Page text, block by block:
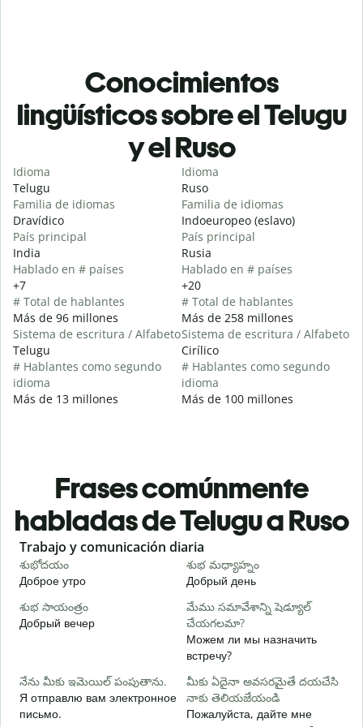
Conocimientos
lingüísticos sobre el Telugu
y el Ruso
Idioma
Telugu
Familia de idiomas
Dravídico
País principal
India
Hablado en # países
+7
# Total de hablantes
Más de 96 millones
Sistema de escritura / Alfabeto
Telugu
# Hablantes como segundo
idioma
Más de 13 millones
Idioma
Ruso
Familia de idiomas
Indoeuropeo (eslavo)
País principal
Rusia
Hablado en # países
+20
# Total de hablantes
Más de 258 millones
Sistema de escritura / Alfabeto
Cirílico
# Hablantes como segundo
idioma
Más de 100 millones
Frases comúnmente
habladas de Telugu a Ruso
Slide 1 of 6
Trabajo y comunicación diaria
శుభోదయం
Доброе утро
శుభ మధ్యాహ్నం
Добрый день
శుభ సాయంత్రం
Добрый вечер
మేము సమావేశాన్ని షెడ్యూల్
చేయగలమా?
Можем ли мы назначить
встречу?
నేను మీకు ఇమెయిల్ పంపుతాను.
Я отправлю вам электронное
письмо.
మీకు ఏదైనా అవసరమైతే దయచేసి
నాకు తెలియజేయండి
Пожалуйста, дайте мне